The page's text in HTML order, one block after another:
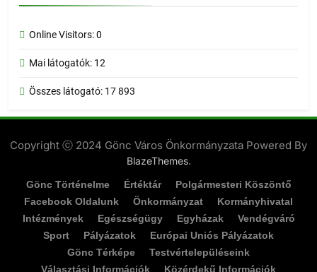
Online Visitors:0
Mai látogatók: 12
Összes látogató: 17 893
Copyright ⓒ 2024 Gönc Város Önkormányzata Powered By
BlazeThemes.
Gönc Történelme Értéktár
Polgármesteri Köszöntő
Facebook Oldalunk
Önkormányzat
Kormányhivatal
Intézmények
Egészségügy Egyházak
Vendégváró
Sport
Pályázatok
Európai Uniós Pályázatok
Gönc Térképe
Testvértelepüléseink
Választási Információk
Közérdekű Információk